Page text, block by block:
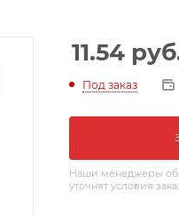
11.54
Под заказ
Наши менеджеры
уточнят условия